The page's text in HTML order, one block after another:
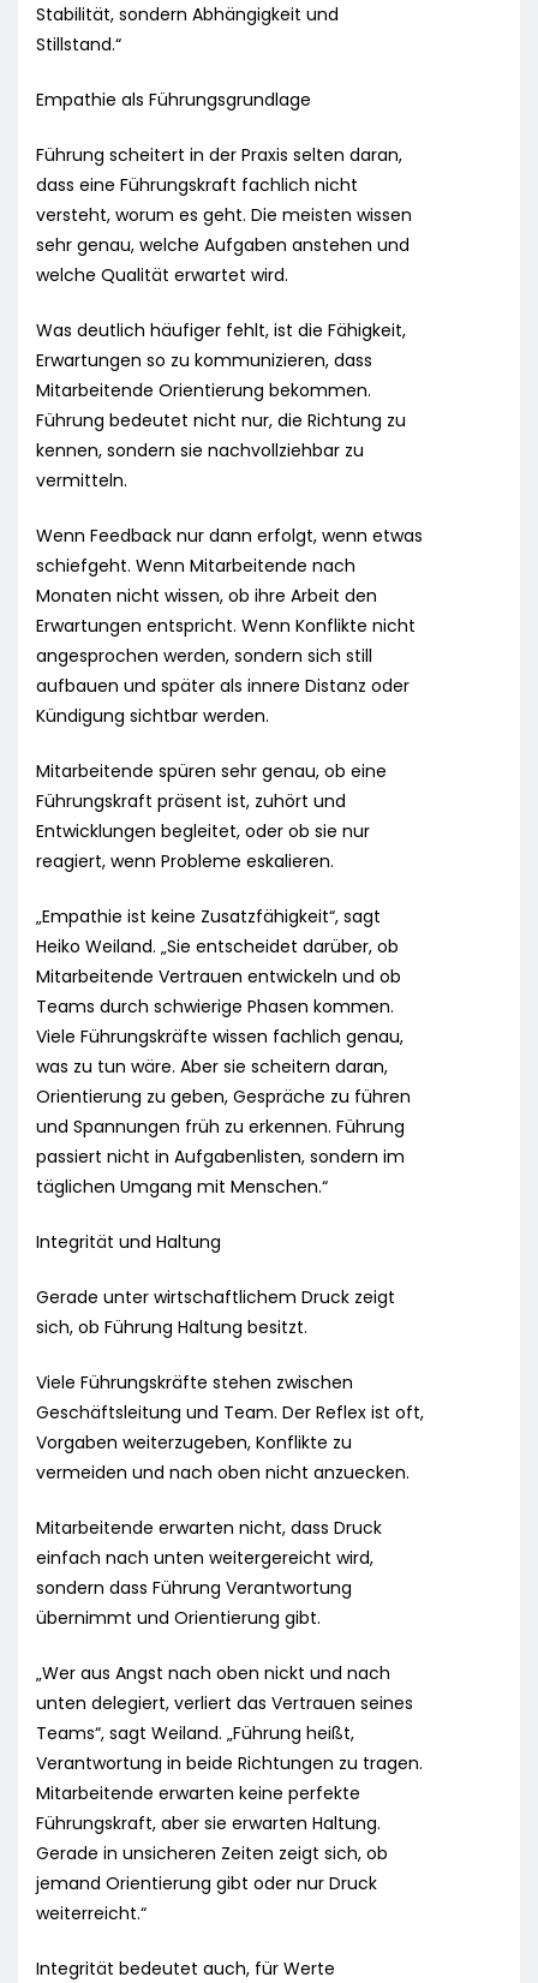
Stabilität, sondern Abhängigkeit und
Stillstand.“
Empathie als Führungsgrundlage
Führung scheitert in der Praxis selten daran,
dass eine Führungskraft fachlich nicht
versteht, worum es geht. Die meisten wissen
sehr genau, welche Aufgaben anstehen und
welche Qualität erwartet wird.
Was deutlich häufiger fehlt, ist die Fähigkeit,
Erwartungen so zu kommunizieren, dass
Mitarbeitende Orientierung bekommen.
Führung bedeutet nicht nur, die Richtung zu
kennen, sondern sie nachvollziehbar zu
vermitteln.
Wenn Feedback nur dann erfolgt, wenn etwas
schiefgeht. Wenn Mitarbeitende nach
Monaten nicht wissen, ob ihre Arbeit den
Erwartungen entspricht. Wenn Konflikte nicht
angesprochen werden, sondern sich still
aufbauen und später als innere Distanz oder
Kündigung sichtbar werden.
Mitarbeitende spüren sehr genau, ob eine
Führungskraft präsent ist, zuhört und
Entwicklungen begleitet, oder ob sie nur
reagiert, wenn Probleme eskalieren.
„Empathie ist keine Zusatzfähigkeit“, sagt
Heiko Weiland. „Sie entscheidet darüber, ob
Mitarbeitende Vertrauen entwickeln und ob
Teams durch schwierige Phasen kommen.
Viele Führungskräfte wissen fachlich genau,
was zu tun wäre. Aber sie scheitern daran,
Orientierung zu geben, Gespräche zu führen
und Spannungen früh zu erkennen. Führung
passiert nicht in Aufgabenlisten, sondern im
täglichen Umgang mit Menschen.“
Integrität und Haltung
Gerade unter wirtschaftlichem Druck zeigt
sich, ob Führung Haltung besitzt.
Viele Führungskräfte stehen zwischen
Geschäftsleitung und Team. Der Reflex ist oft,
Vorgaben weiterzugeben, Konflikte zu
vermeiden und nach oben nicht anzuecken.
Mitarbeitende erwarten nicht, dass Druck
einfach nach unten weitergereicht wird,
sondern dass Führung Verantwortung
übernimmt und Orientierung gibt.
„Wer aus Angst nach oben nickt und nach
unten delegiert, verliert das Vertrauen seines
Teams“, sagt Weiland. „Führung heißt,
Verantwortung in beide Richtungen zu tragen.
Mitarbeitende erwarten keine perfekte
Führungskraft, aber sie erwarten Haltung.
Gerade in unsicheren Zeiten zeigt sich, ob
jemand Orientierung gibt oder nur Druck
weiterreicht.“
Integrität bedeutet auch, für Werte